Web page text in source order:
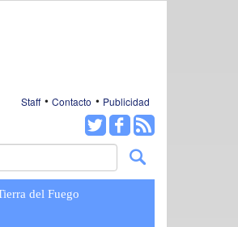
Staff Contacto Publicidad
del Fuego